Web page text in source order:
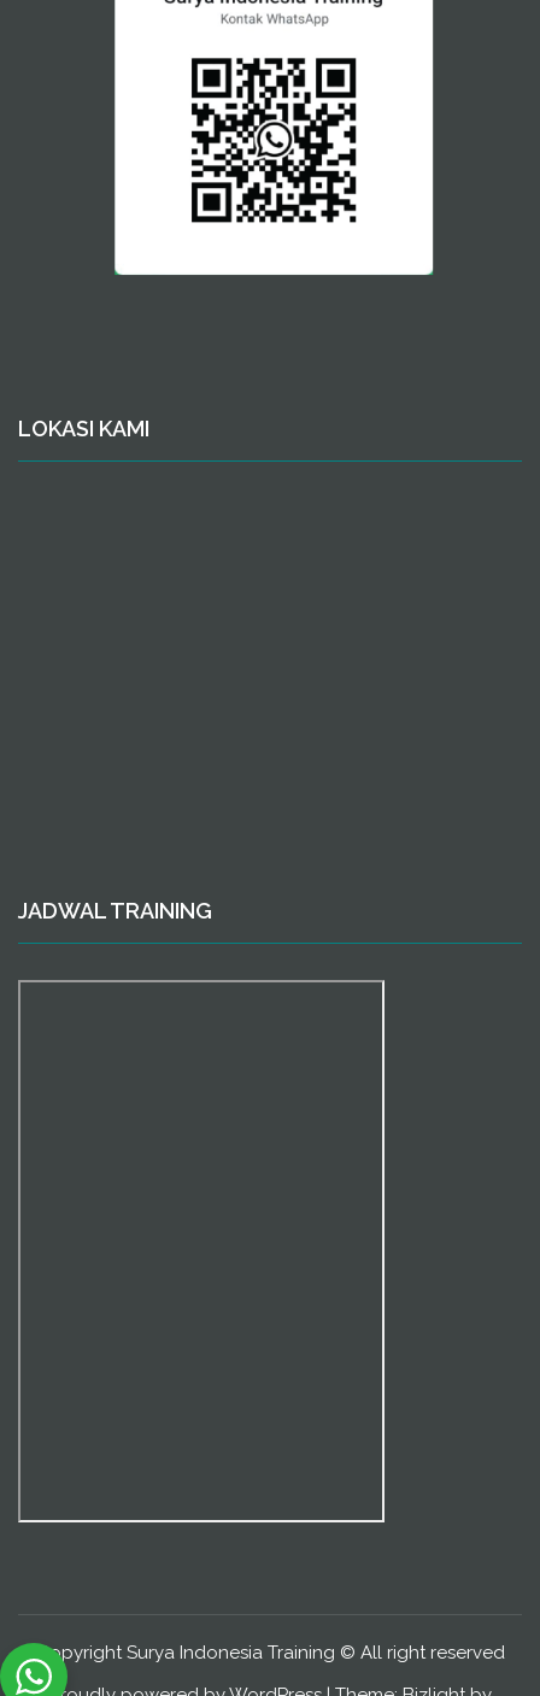
LOKASI KAMI
JADWAL TRAINING
Copyright Surya Indonesia Training © All right reserved